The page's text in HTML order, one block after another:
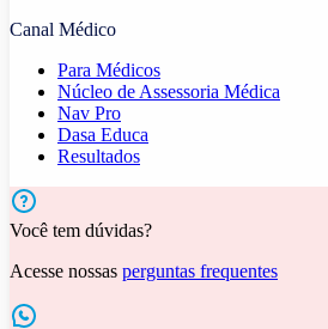
Canal Médico
Para Médicos
Núcleo de Assessoria Médica
Nav Pro
Dasa Educa
Resultados
Você tem dúvidas?
Acesse nossas perguntas frequentes